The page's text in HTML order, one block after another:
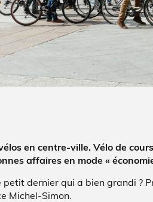
en centre-ville. Vélo de
affaires en mode «
dernier qui a bien grandi ?
Michel-Simon.